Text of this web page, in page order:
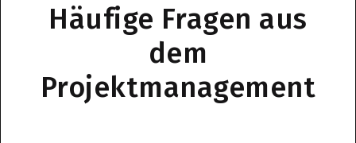
Häufige Fragen aus
dem
Projektmanagement